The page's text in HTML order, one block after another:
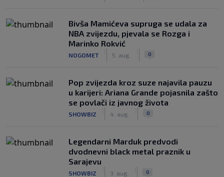
Bivša Mamićeva supruga se udala za
NBA zvijezdu, pjevala se Rozga i
Marinko Rokvić
NOGOMET 5. aug. 0
Pop zvijezda kroz suze najavila pauzu
u karijeri: Ariana Grande pojasnila zašto
se povlači iz javnog života
SHOWBIZ 4. aug. 0
Legendarni Marduk predvodi
dvodnevni black metal praznik u
Sarajevu
SHOWBIZ 3. aug. 0